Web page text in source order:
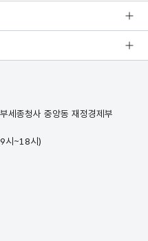
세종청사 중앙동 재정경제부
시~18시)